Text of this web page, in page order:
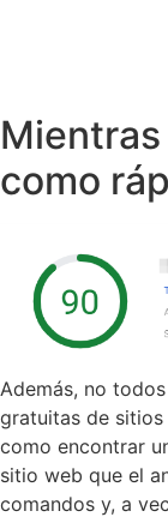
como
Además, no
gratuitas de sitios
como encontrar
sitio web que el
comandos y, a